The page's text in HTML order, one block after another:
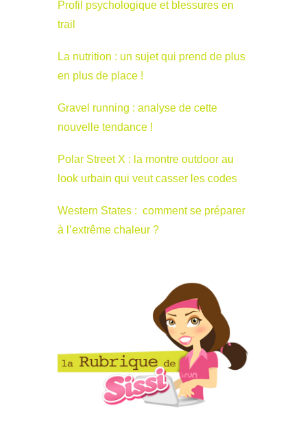
Profil psychologique et blessures en
trail
La nutrition : un sujet qui prend de plus
en plus de place !
Gravel running : analyse de cette
nouvelle tendance !
Polar Street X : la montre outdoor au
look urbain qui veut casser les codes
Western States : comment se préparer
à l’extrême chaleur ?